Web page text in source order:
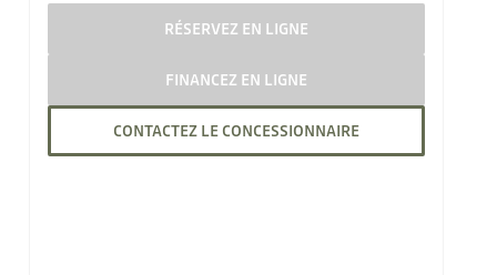
RÉSERVEZ EN LIGNE
FINANCEZ EN LIGNE
CONTACTEZ LE CONCESSIONNAIRE